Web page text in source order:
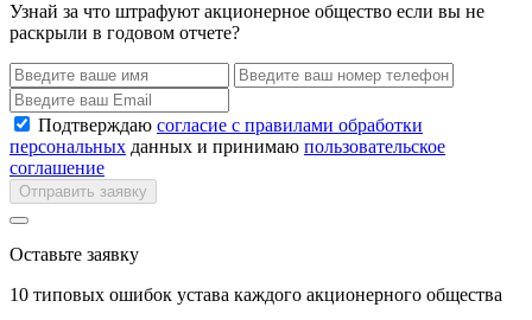
Узнай за что штрафуют акционерное общество если вы не
раскрыли в годовом отчете?
Подтверждаю согласие с правилами обработки
персональных данных и принимаю пользовательское
соглашение
Отправить заявку
Оставьте заявку
10 типовых ошибок устава каждого акционерного общества